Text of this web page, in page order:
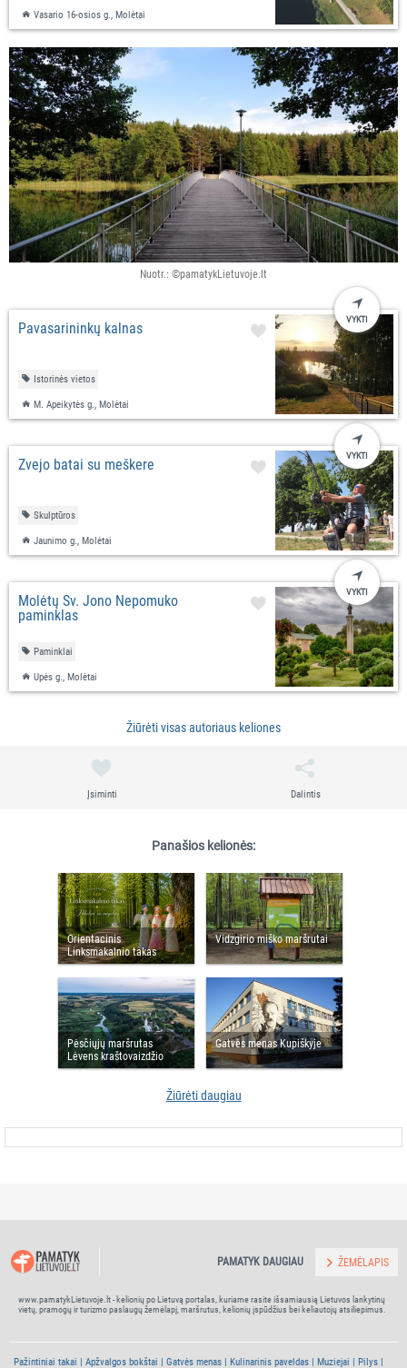
Vasario 16-osios g., Molėtai
Nuotr.: ©pamatykLietuvoje.lt
Pavasarininkų kalnas
Istorinės vietos
M. Apeikytės g., Molėtai
VYKTI
Žvejo batai su meškere
Skulptūros
Jaunimo g., Molėtai
VYKTI
Molėtų Šv. Jono Nepomuko
paminklas
Paminklai
Upės g., Molėtai
VYKTI
Žiūrėti visas autoriaus keliones
Įsiminti Dalintis
Panašios kelionės:
Orientacinis
Linksmakalnio takas
"Pakeliui su angelais"
Vidzgirio miško maršrutai
Pėsčiųjų maršrutas
Lėvens kraštovaizdžio
draustinyje
Gatvės menas Kupiškyje
Žiūrėti daugiau
www.pamatykLietuvoje.lt - kelionių po Lietuvą portalas, kuriame rasite išsamiausią Lietuvos lankytinų
vietų, pramogų ir turizmo paslaugų žemėlapį, maršrutus, kelionių įspūdžius bei keliautojų atsiliepimus.
PAMATYK DAUGIAU ŽEMĖLAPIS
Pažintiniai takai Apžvalgos bokštai Gatvės menas Kulinarinis paveldas Muziejai Pilys